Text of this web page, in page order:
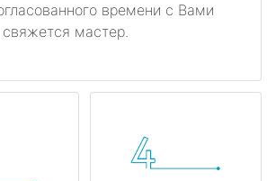
времени с Вами
свяжется мастер.